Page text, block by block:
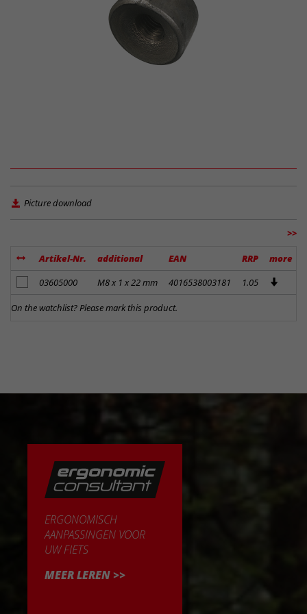
Picture download
>>
Artikel-Nr. additional EAN RRP
more
add to notes
03605000 M8 x 1 x 22 mm 4016538003181 1.05
On the watchlist? Please mark this product.
ERGONOMISCH
AANPASSINGEN VOOR
UW FIETS
MEER LEREN >>